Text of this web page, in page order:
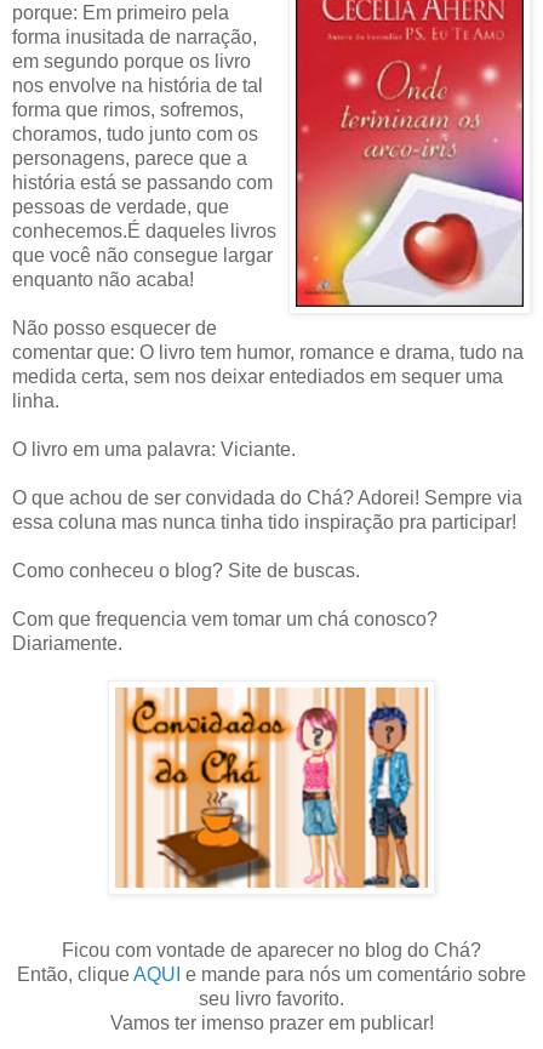
porque: Em primeiro pela
forma inusitada de narração,
em segundo porque os livro
nos envolve na história de tal
forma que rimos, sofremos,
choramos, tudo junto com os
personagens, parece que a
história está se passando com
pessoas de verdade, que
conhecemos.É daqueles livros
que você não consegue largar
enquanto não acaba!
Não posso esquecer de
comentar que: O livro tem humor, romance e drama, tudo na
medida certa, sem nos deixar entediados em sequer uma
linha.
O livro em uma palavra: Viciante.
O que achou de ser convidada do Chá? Adorei! Sempre via
essa coluna mas nunca tinha tido inspiração pra participar!
Como conheceu o blog? Site de buscas.
Com que frequencia vem tomar um chá conosco?
Diariamente.
Ficou com vontade de aparecer no blog do Chá?
Então, cliqueAQUI e mande para nós um comentário sobre
seu livro favorito.
Vamos ter imenso prazer em publicar!